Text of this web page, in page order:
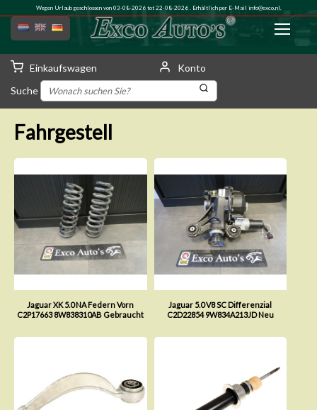
Wegen Urlaub geschlossen von 03-08-2026 tot 22-08-2026 . Erhältlich per E-Mail info@exco.nl.
Einkaufswagen
Konto
Suche
Fahrgestell
Jaguar XK 5.0 NA Federn Vorn
C2P17663 8W838310AB Gebraucht
Jaguar 5.0 V8 SC Differenzial
C2D22854 9W834A213JD Neu